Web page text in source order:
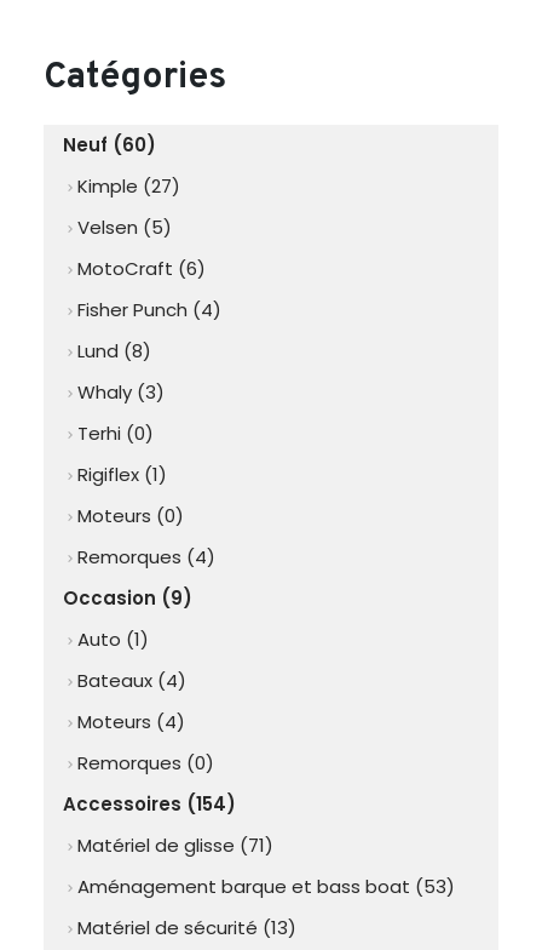
Catégories
Neuf (60)
chevron_right Kimple (27)
chevron_right Velsen (5)
chevron_right MotoCraft (6)
chevron_right Fisher Punch (4)
chevron_right Lund (8)
chevron_right Whaly (3)
chevron_right Terhi (0)
chevron_right Rigiflex (1)
chevron_right Moteurs (0)
chevron_right Remorques (4)
Occasion (9)
chevron_right Auto (1)
chevron_right Bateaux (4)
chevron_right Moteurs (4)
chevron_right Remorques (0)
Accessoires (154)
chevron_right Matériel de glisse (71)
chevron_right Aménagement barque et bass boat (53)
chevron_right Matériel de sécurité (13)